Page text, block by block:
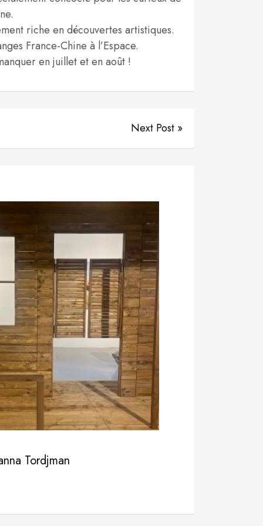
riche en découvertes artistiques.
France-Chine à l’Espace.
en juillet et en août !
Next Post »
Tordjman